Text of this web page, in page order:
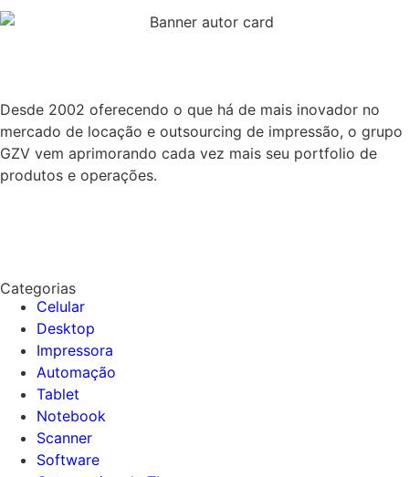
Desde 2002 oferecendo o que há de mais inovador no
mercado de locação e outsourcing de impressão, o grupo
GZV vem aprimorando cada vez mais seu portfolio de
produtos e operações.
Categorias
Celular
Desktop
Impressora
Automação
Tablet
Notebook
Scanner
Software